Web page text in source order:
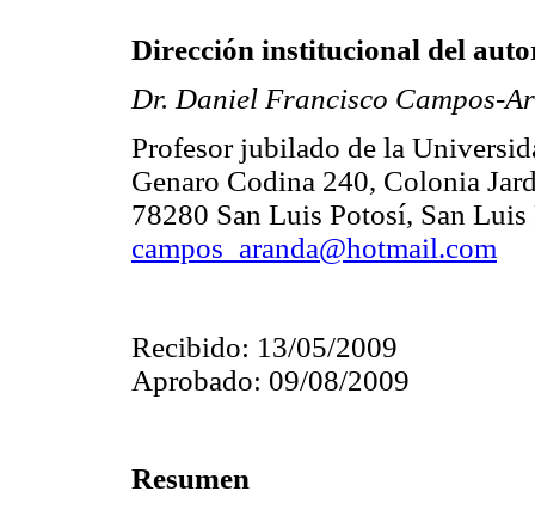
Dirección institucional del
Dr. Daniel Francisco Campos-
Profesor jubilado de la
Genaro Codina 240, Colonia
78280 San Luis Potosí, San
campos_aranda@hotmail.com
Recibido: 13/05/2009
Aprobado: 09/08/2009
Resumen